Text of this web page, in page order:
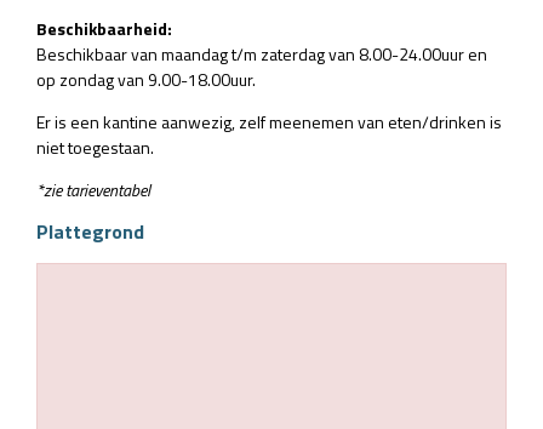
Beschikbaarheid:
Beschikbaar van maandag t/m zaterdag van 8.00-24.00uur en
op zondag van 9.00-18.00uur.
Er is een kantine aanwezig, zelf meenemen van eten/drinken is
niet toegestaan.
*zie tarieventabel
Plattegrond